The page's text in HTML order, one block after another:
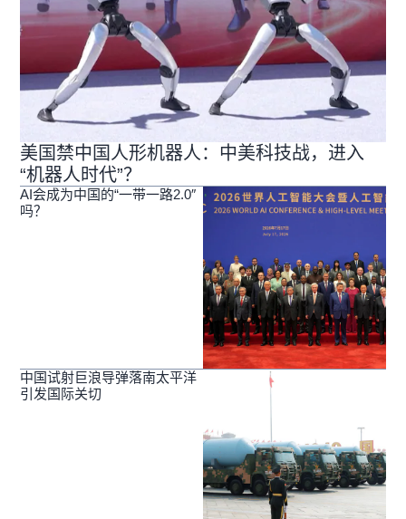
美国禁中国人形机器人：中美科技战，进入
“机器人时代”？
AI会成为中国的“一带一路2.0″
吗？
中国试射巨浪导弹落南太平洋
引发国际关切